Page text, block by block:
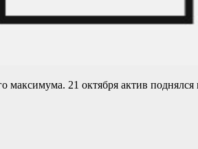
максимума. 21 октября актив